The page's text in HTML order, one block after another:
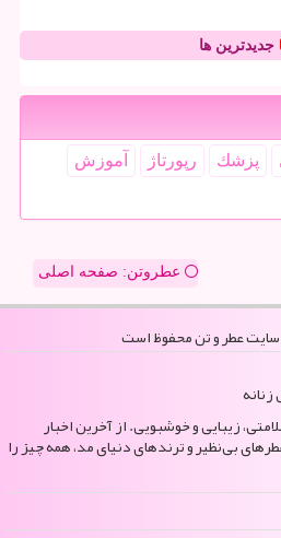
جدیدترین ها
پزشك رپورتاژ
آموزش
عطروتن: صفحه اصلی
زیبایی و خوشبویی. از آخرین اخبار
بی‌نظیر و ترندهای دنیای مد، همه چیز را